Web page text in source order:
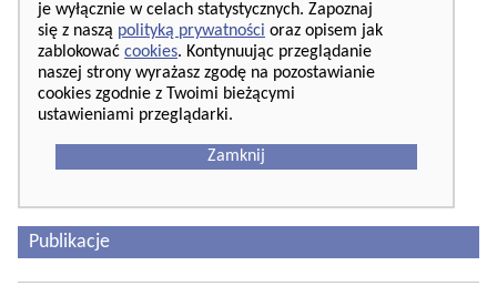
je wyłącznie w celach statystycznych. Zapoznaj
się z naszą polityką prywatności oraz opisem jak
zablokować cookies. Kontynuując przeglądanie
naszej strony wyrażasz zgodę na pozostawianie
cookies zgodnie z Twoimi bieżącymi
ustawieniami przeglądarki.
Zamknij
Publikacje